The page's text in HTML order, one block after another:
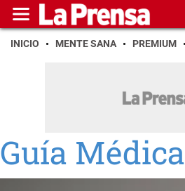
INICIO MENTE SANA PREMIUM
Guía Médica